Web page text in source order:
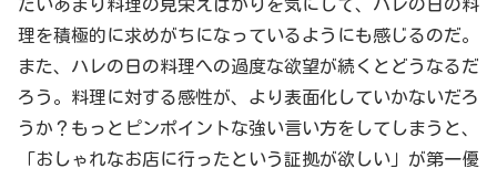
たいあまり料理の見栄えばかりを気にして、ハレの日の料
理を積極的に求めがちになっているようにも感じるのだ。
また、ハレの日の料理への過度な欲望が続くとどうなるだ
ろう。料理に対する感性が、より表面化していかないだろ
うか？もっとピンポイントな強い言い方をしてしまうと、
「おしゃれなお店に行ったという証拠が欲しい」が第一優